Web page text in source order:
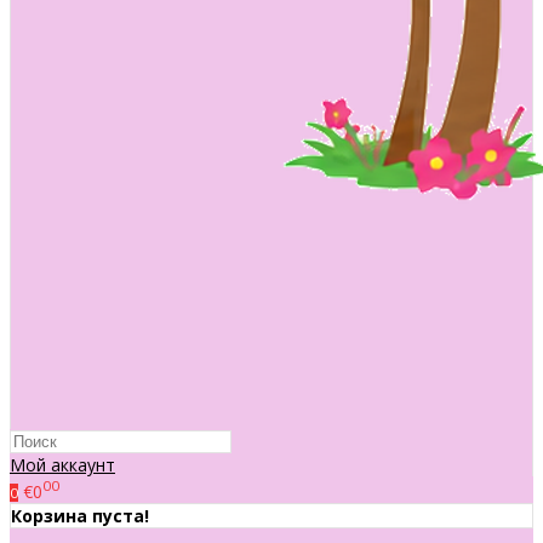
Мой аккаунт
0 €000
Корзина пуста!